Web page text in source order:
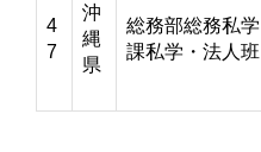
4
7
沖
縄
県
総務部総務私学
課私学・法人班